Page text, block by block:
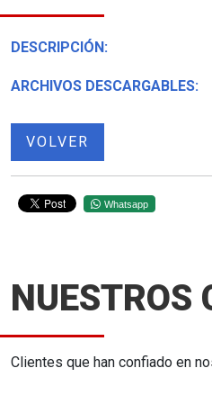
DESCRIPCIÓN:
ARCHIVOS DESCARGABLES:
VOLVER
Whatsapp
NUESTROS
Clientes que han confiado en